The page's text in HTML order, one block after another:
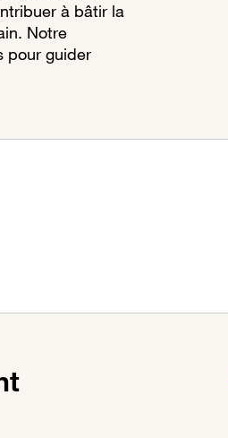
à bâtir la
Notre
pour guider